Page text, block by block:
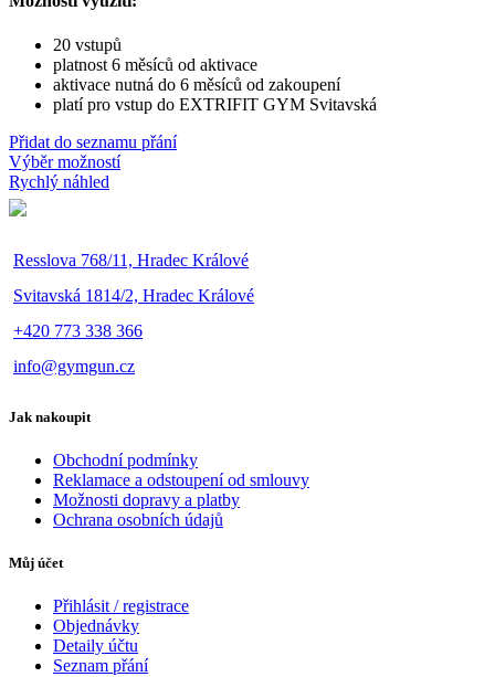
20 vstupů
platnost 6 měsíců od aktivace
aktivace nutná do 6 měsíců od zakoupení
platí pro vstup do EXTRIFIT GYM Svitavská
Přidat do seznamu přání
Výběr možností
Rychlý náhled
Resslova 768/11, Hradec Králové
Svitavská 1814/2, Hradec Králové
+420 773 338 366
info@gymgun.cz
Jak nakoupit
Obchodní podmínky
Reklamace a odstoupení od smlouvy
Možnosti dopravy a platby
Ochrana osobních údajů
Můj účet
Přihlásit / registrace
Objednávky
Detaily účtu
Seznam přání